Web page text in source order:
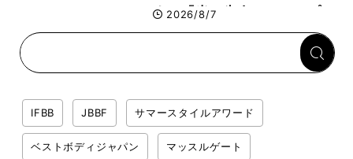
する「米＋牛肉」のシンプル
回復メシとは？
2026/8/7
IFBB JBBF サマースタイルアワード
ベストボディジャパン マッスルゲート